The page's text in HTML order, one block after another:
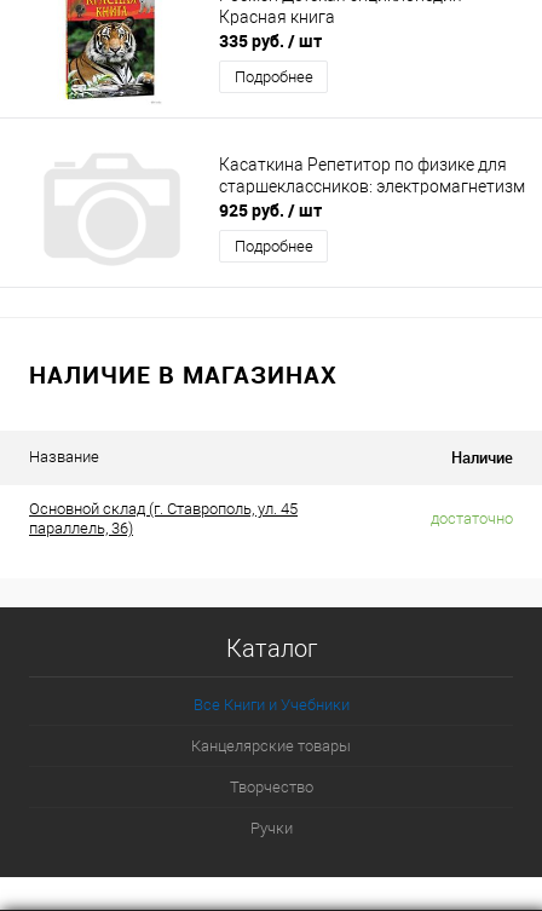
Красная книга
335 руб. / шт
Подробнее
Касаткина Репетитор по физике для
старшеклассников: электромагнетизм
925 руб. / шт
Подробнее
НАЛИЧИЕ В МАГАЗИНАХ
Название Наличие
Основной склад (г. Ставрополь, ул. 45
параллель, 36)
достаточно
Каталог
Все Книги и Учебники
Канцелярские товары
Творчество
Ручки